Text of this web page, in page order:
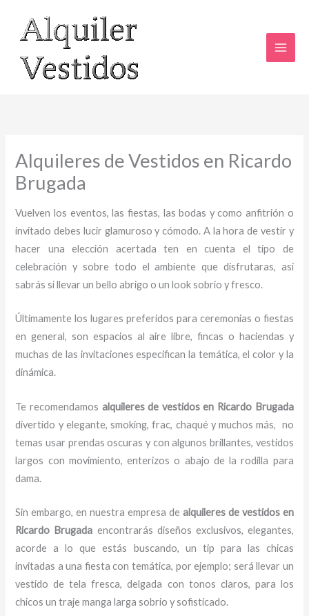
contenido
Alquileres de Vestidos en Ricardo
Brugada
Vuelven los eventos, las fiestas, las bodas y como anfitrión o
invitado debes lucir glamuroso y cómodo. A la hora de vestir y
hacer una elección acertada ten en cuenta el tipo de
celebración y sobre todo el ambiente que disfrutaras, así
sabrás si llevar un bello abrigo o un look sobrio y fresco.
Últimamente los lugares preferidos para ceremonias o fiestas
en general, son espacios al aire libre, fincas o haciendas y
muchas de las invitaciones especifican la temática, el color y la
dinámica.
Te recomendamos alquileres de vestidos en Ricardo Brugada
divertido y elegante, smoking, frac, chaqué y muchos más, no
temas usar prendas oscuras y con algunos brillantes, vestidos
largos con movimiento, enterizos o abajo de la rodilla para
dama.
Sin embargo, en nuestra empresa de alquileres de vestidosen
Ricardo Brugada encontrarás diseños exclusivos, elegantes,
acorde a lo que estás buscando, un tip para las chicas
invitadas a una fiesta con temática, por ejemplo; será llevar un
vestido de tela fresca, delgada con tonos claros, para los
chicos un traje manga larga sobrio y sofisticado.